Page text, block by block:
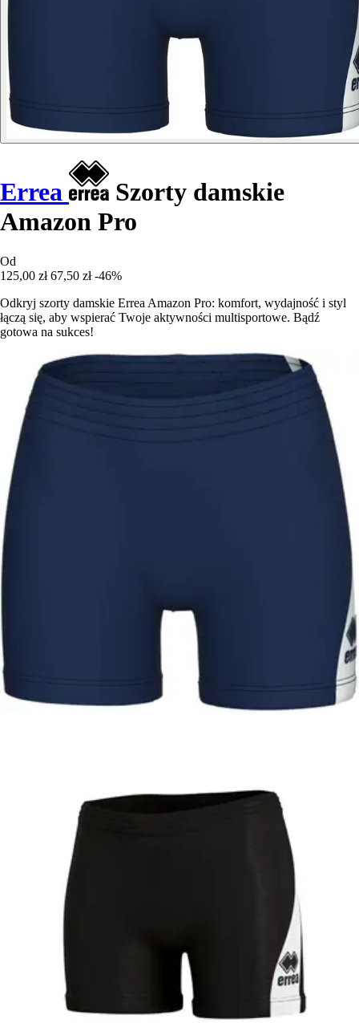
Errea
Szorty damskie
Amazon Pro
Od
125,00 zł 67,50 zł -46%
Odkryj szorty damskie Errea Amazon Pro: komfort, wydajność i styl
łączą się, aby wspierać Twoje aktywności multisportowe. Bądź
gotowa na sukces!